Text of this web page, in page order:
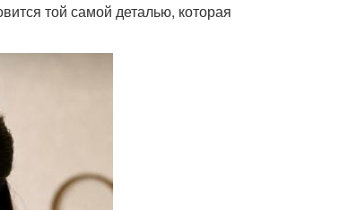
той самой деталью, которая